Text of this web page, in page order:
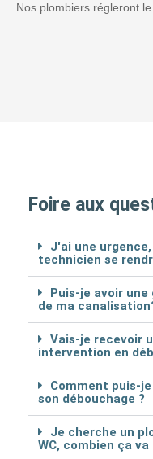
Nos plombiers régleront
Foire aux
J'ai une
technicien se
Puis-je avoir
de ma
Vais-je recevoir
intervention en
Comment puis-
son débouchage ?
Je cherche un
WC, combien ça